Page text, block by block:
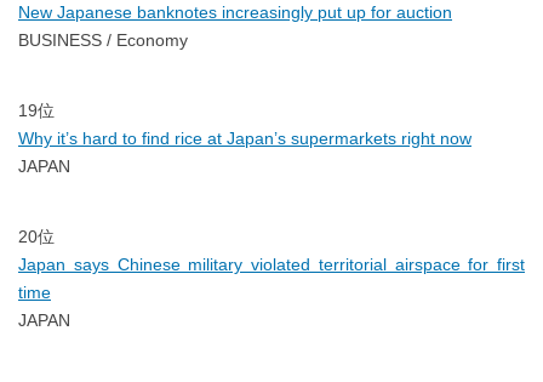
New Japanese banknotes increasingly put up for auction
BUSINESS / Economy
19位
Why it’s hard to find rice at Japan’s supermarkets right now
JAPAN
20位
Japan says Chinese military violated territorial airspace for first
time
JAPAN